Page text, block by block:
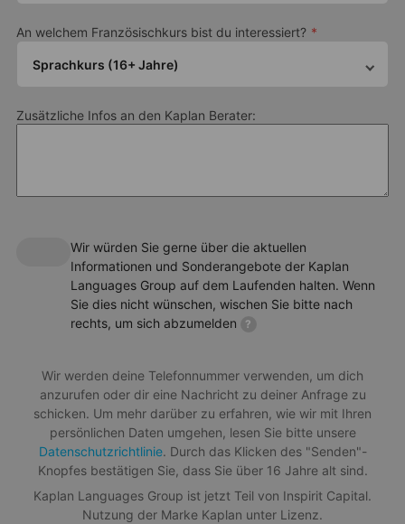
Moderne und komfortable Einzelstudios mit eigenem
Badezimmer
Wasserkocher, Toaster und Kaffeemaschine
Diese Wohnoption bietet ein voll ausgestattetes Studio, inklusive
Bettwäsche, Handtüchern und Badematte. Der uneinsehbare
Balkon lädt dazu ein, das Mittagessen auf der Terrasse fern von
endgültige Preis hängt vom gewählten Zimmertyp ab. Wende
dich an einen Berater, um mehr zu erfahren.
Premium-Produkt: großes, modernes und komfortables
Studio
Privates Badezimmer, Küche und Balkon
An welchem Französischkurs bist du interessiert?
Sprachkurs (16+ Jahre)
Zusätzliche Infos an den Kaplan Berater:
Wir würden Sie gerne über die aktuellen
Informationen und Sonderangebote der Kaplan
Languages Group auf dem Laufenden halten. Wenn
Sie dies nicht wünschen, wischen Sie bitte nach
rechts, um sich abzumelden
?
Wir werden deine Telefonnummer verwenden, um dich
anzurufen oder dir eine Nachricht zu deiner Anfrage zu
schicken. Um mehr darüber zu erfahren, wie wir mit Ihren
persönlichen Daten umgehen, lesen Sie bitte unsere
Datenschutzrichtlinie. Durch das Klicken des "Senden"-
Knopfes bestätigen Sie, dass Sie über 16 Jahre alt sind.
Kaplan Languages Group ist jetzt Teil von Inspirit Capital.
Nutzung der Marke Kaplan unter Lizenz.